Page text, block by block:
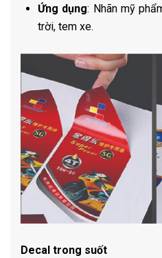
Ứng dụng: Nhãn mỹ
trời, tem xe.
Decal trong suốt